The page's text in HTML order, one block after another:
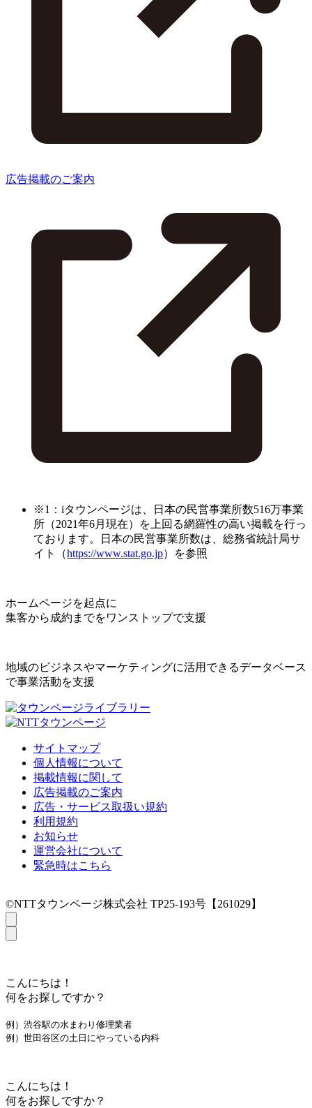
広告掲載のご案内
※1：iタウンページは、日本の民営事業所数516万事業
所（2021年6月現在）を上回る網羅性の高い掲載を行っ
ております。日本の民営事業所数は、総務省統計局サ
イト（https://www.stat.go.jp）を参照
ホームページを起点に
集客から成約までをワンストップで支援
地域のビジネスやマーケティングに活用できるデータベース
で事業活動を支援
サイトマップ
個人情報について
掲載情報に関して
広告掲載のご案内
広告・サービス取扱い規約
利用規約
お知らせ
運営会社について
緊急時はこちら
©NTTタウンページ株式会社 TP25-193号【261029】
こんにちは！
何をお探しですか？
例）渋谷駅の水まわり修理業者
例）世田谷区の土日にやっている内科
こんにちは！
何をお探しですか？